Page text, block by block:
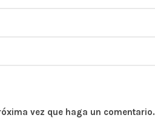
vez que haga un comentario.